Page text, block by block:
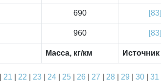
690 [83]
960 [83]
Масса, кг/км Источник
21 22 23| 24| 25| 26 27 28| 29 30| 31